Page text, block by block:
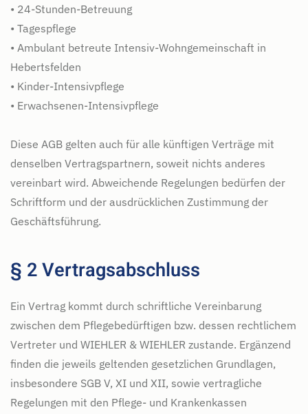
• 24-Stunden-Betreuung
• Tagespflege
• Ambulant betreute Intensiv-Wohngemeinschaft in
Hebertsfelden
• Kinder-Intensivpflege
• Erwachsenen-Intensivpflege
Diese AGB gelten auch für alle künftigen Verträge mit
denselben Vertragspartnern, soweit nichts anderes
vereinbart wird. Abweichende Regelungen bedürfen der
Schriftform und der ausdrücklichen Zustimmung der
Geschäftsführung.
§ 2 Vertragsabschluss
Ein Vertrag kommt durch schriftliche Vereinbarung
zwischen dem Pflegebedürftigen bzw. dessen rechtlichem
Vertreter und WIEHLER & WIEHLER zustande. Ergänzend
finden die jeweils geltenden gesetzlichen Grundlagen,
insbesondere SGB V, XI und XII, sowie vertragliche
Regelungen mit den Pflege- und Krankenkassen